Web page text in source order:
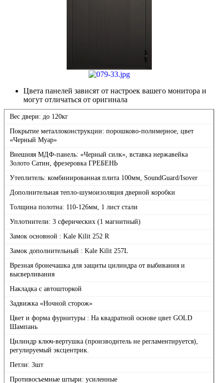
Цвета панелей зависят от настроек вашего монитора и
могут отличаться от оригинала
Вес двери: до 120кг
Покрытие металлоконструкции: порошково-полимерное, цвет
«Черный Муар»
Внешняя МДФ-панель: «Черный силк», вставка нержавейка
Золото Сатин, фрезеровка ГРЕБЕНЬ
Утеплитель: комбинированная плита 100мм, SoundGuard/Isover
Дополнительная тепло-шумоизоляция дверной коробки
Толщина полотна: 110-126мм, 1 лист стали
Уплотнители: 3 сферических (1 магнитный)
Замок основной : Kale Kilit 252 R
Замок дополнительный : Kale Kilit 257L
Врезная бронечашка для защиты цилиндра от выбивания и
высверливания
Накладка с автошторкой
Задвижка «Ночной сторож»
Цвет и форма фурнитуры : На квадратной основе цвет GOLD
Шампань
Цилиндр ключ-вертушка (производитель не регламентируется),
регулируемый эксцентрик.
Петли: 3шт
Противосъемные штыри: усиленные